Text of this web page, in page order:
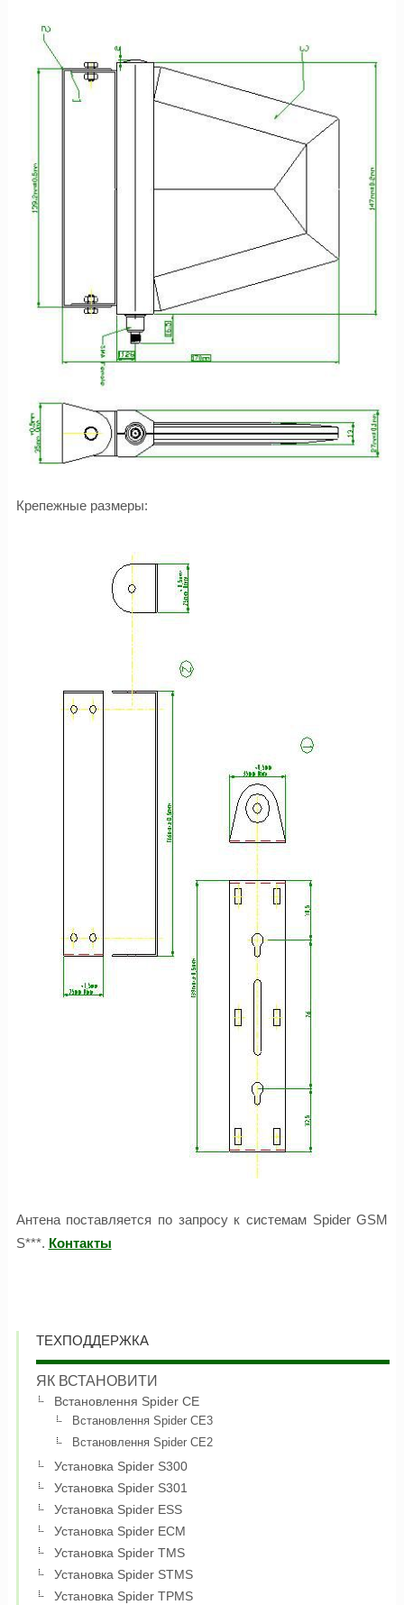
Крепежные размеры:
Антена поставляется по запросу к системам Spider GSM
S***. Контакты
ТЕХПОДДЕРЖКА
ЯК ВСТАНОВИТИ
Встановлення Spider CE
Встановлення Spider CE3
Встановлення Spider CE2
Установка Spider S300
Установка Spider S301
Установка Spider ESS
Установка Spider ECM
Установка Spider TMS
Установка Spider STMS
Установка Spider TPMS